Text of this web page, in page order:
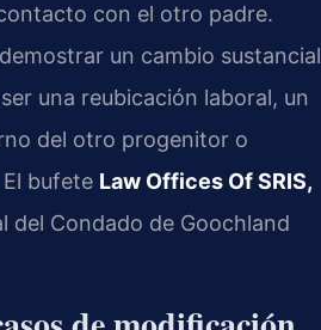
con el otro padre.
un cambio sustancial
una reubicación laboral, un
del otro progenitor o
bufete Law Offices Of SRIS,
del Condado de Goochland